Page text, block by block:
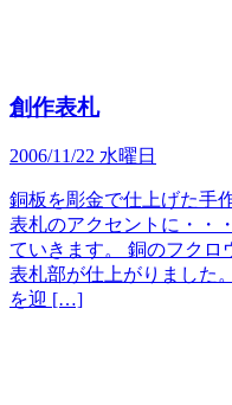
創作表札
2006/11/22 水曜日
銅板を彫金で仕上げた手
表札のアクセントに・・
ていきます。 銅のフクロ
表札部が仕上がりました
を迎 […]